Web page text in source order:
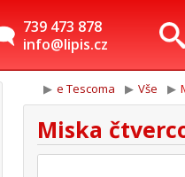
739 473 878
info@lipis.cz
e Tescoma Vše
Miska